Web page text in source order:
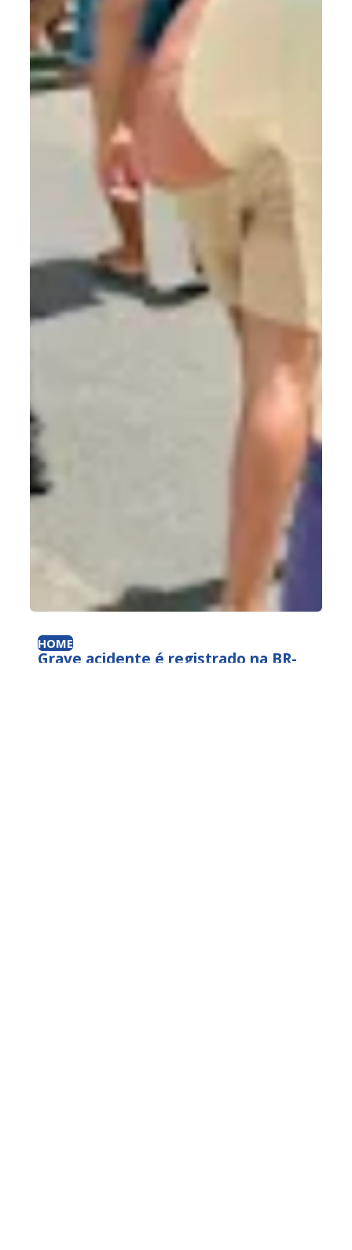
HOME
Grave acidente é registrado na BR-